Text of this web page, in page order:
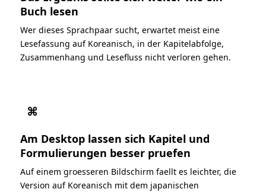
Buch lesen
Wer dieses Sprachpaar sucht, erwartet meist eine
Lesefassung auf Koreanisch, in der Kapitelabfolge,
Zusammenhang und Lesefluss nicht verloren gehen.
⌘
Am Desktop lassen sich Kapitel und
Formulierungen besser pruefen
Auf einem groesseren Bildschirm faellt es leichter, die
Version auf Koreanisch mit dem japanischen